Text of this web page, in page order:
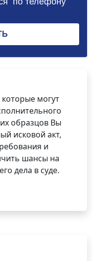
могут
образцов Вы
исковой акт,
и
шансы на
дела в суде.